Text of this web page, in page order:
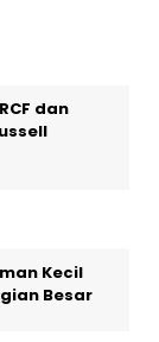
dan
Kecil
Besar